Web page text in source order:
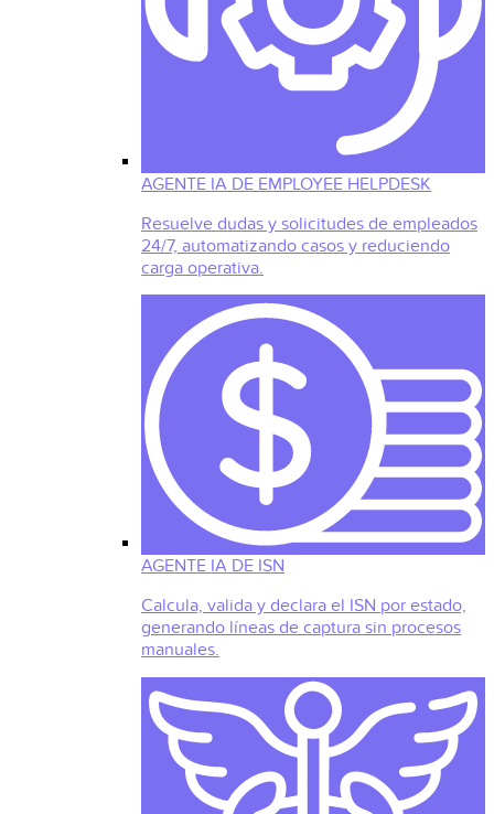
AGENTE IA DE EMPLOYEE HELPDESK
Resuelve dudas y solicitudes de empleados
24/7, automatizando casos y reduciendo
carga operativa.
AGENTE IA DE ISN
Calcula, valida y declara el ISN por estado,
generando líneas de captura sin procesos
manuales.